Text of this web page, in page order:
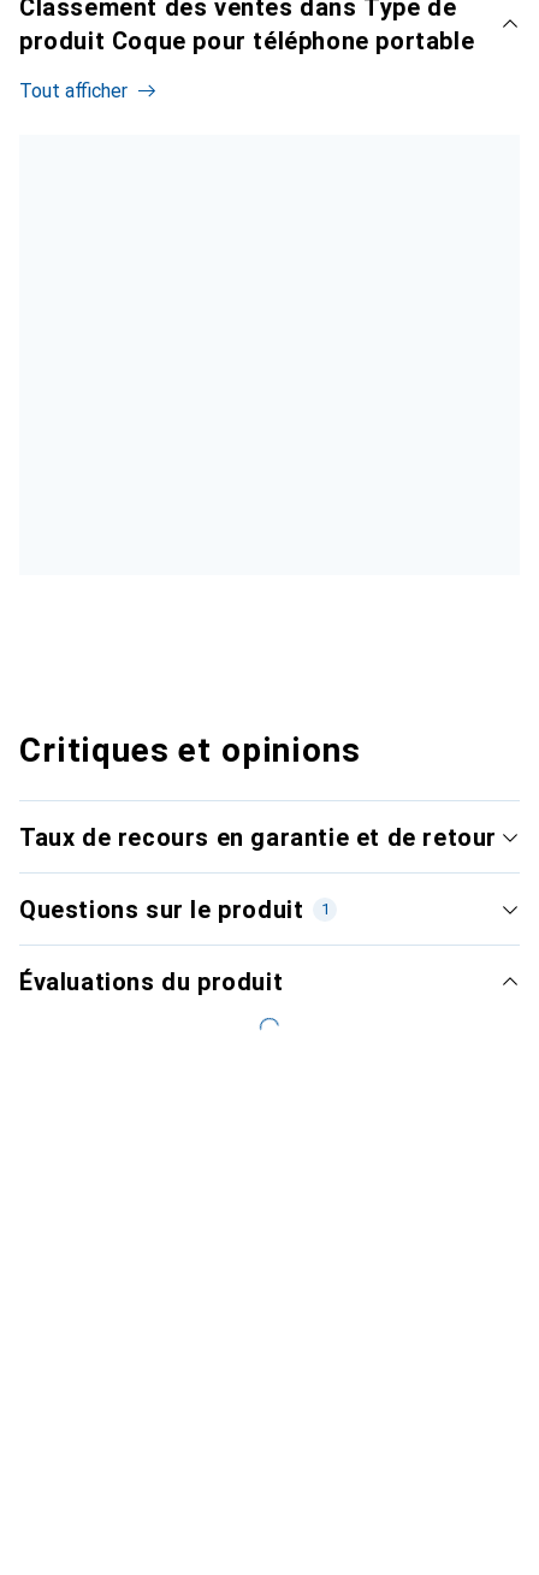
Classement des ventes dans Type de
produit Coque pour téléphone portable
Tout afficher
Critiques et opinions
Taux de recours en garantie et de retour
Questions sur le produit 1
Évaluations du produit